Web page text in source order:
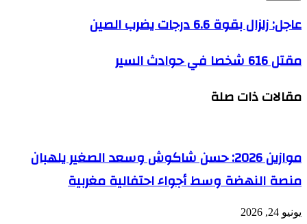
الإلكتروني
عاجل:
زلزال
6.6
درجات
الصين
عاجل: زلزال بقوة 6.6 درجات يضرب الصين
مقتل
616
في
مقتل 616 شخصا في حوادث السير
مقالات ذات صلة
موازين 2026: حسن شاكوش وسعد الصغير يلهبان
منصة النهضة وسط أجواء احتفالية مغربية
يونيو 24, 2026